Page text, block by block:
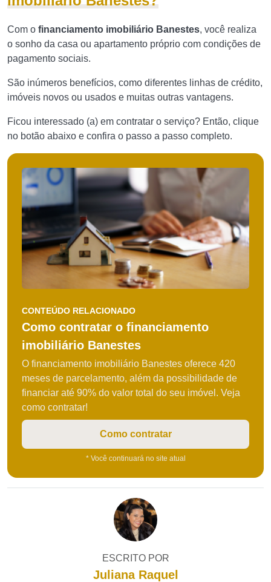
Com o financiamento imobiliário Banestes, você realiza
o sonho da casa ou apartamento próprio com condições de
pagamento sociais.
São inúmeros benefícios, como diferentes linhas de crédito,
imóveis novos ou usados e muitas outras vantagens.
Ficou interessado (a) em contratar o serviço? Então, clique
no botão abaixo e confira o passo a passo completo.
CONTEÚDO RELACIONADO
Como contratar o financiamento
imobiliário Banestes
O financiamento imobiliário Banestes oferece 420
meses de parcelamento, além da possibilidade de
financiar até 90% do valor total do seu imóvel. Veja
como contratar!
Como contratar
* Você continuará no site atual
ESCRITO POR
Juliana Raquel